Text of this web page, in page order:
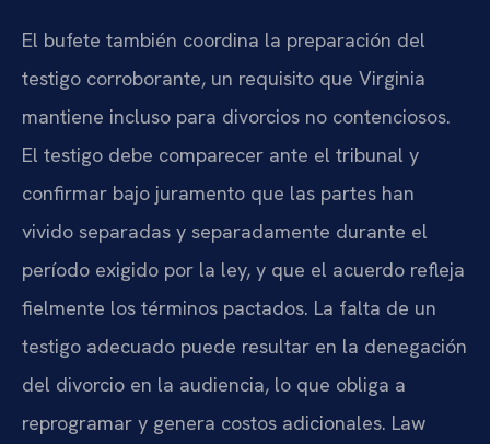
El bufete también coordina la preparación del
testigo corroborante, un requisito que Virginia
mantiene incluso para divorcios no contenciosos.
El testigo debe comparecer ante el tribunal y
confirmar bajo juramento que las partes han
vivido separadas y separadamente durante el
período exigido por la ley, y que el acuerdo refleja
fielmente los términos pactados. La falta de un
testigo adecuado puede resultar en la denegación
del divorcio en la audiencia, lo que obliga a
reprogramar y genera costos adicionales. Law